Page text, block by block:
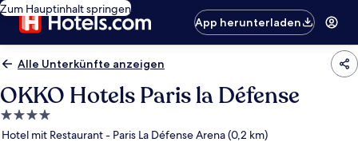
Zum Hauptinhalt springen
App herunterladen
Alle Unterkünfte anzeigen
OKKO Hotels Paris la Défense
4.0-
Sterne-
Hotel mit Restaurant - Paris La Défense Arena (0,2 km)